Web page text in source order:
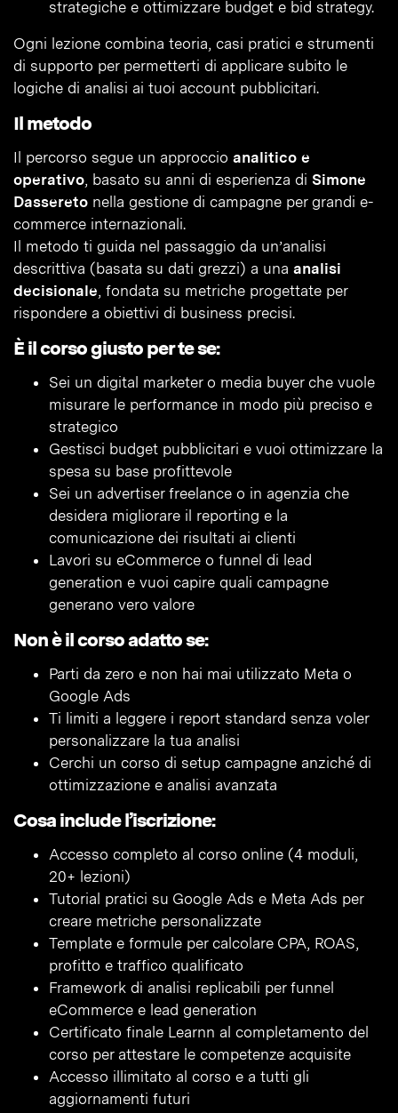
strategiche e ottimizzare budget e bid strategy.
Ogni lezione combina teoria, casi pratici e strumenti
di supporto per permetterti di applicare subito le
logiche di analisi ai tuoi account pubblicitari.
Il metodo
Il percorso segue un approccio analitico e
operativo, basato su anni di esperienza di Simone
Dassereto nella gestione di campagne per grandi e-
commerce internazionali.
Il metodo ti guida nel passaggio da un’analisi
descrittiva (basata su dati grezzi) a una analisi
decisionale, fondata su metriche progettate per
rispondere a obiettivi di business precisi.
È il corso giusto per te se:
Sei un digital marketer o media buyer che vuole
misurare le performance in modo più preciso e
strategico
Gestisci budget pubblicitari e vuoi ottimizzare la
spesa su base profittevole
Sei un advertiser freelance o in agenzia che
desidera migliorare il reporting e la
comunicazione dei risultati ai clienti
Lavori su eCommerce o funnel di lead
generation e vuoi capire quali campagne
generano vero valore
Non è il corso adatto se:
Parti da zero e non hai mai utilizzato Meta o
Google Ads
Ti limiti a leggere i report standard senza voler
personalizzare la tua analisi
Cerchi un corso di setup campagne anziché di
ottimizzazione e analisi avanzata
Cosa include l’iscrizione:
Accesso completo al corso online (4 moduli,
20+ lezioni)
Tutorial pratici su Google Ads e Meta Ads per
creare metriche personalizzate
Template e formule per calcolare CPA, ROAS,
profitto e traffico qualificato
Framework di analisi replicabili per funnel
eCommerce e lead generation
Certificato finale Learnn al completamento del
corso per attestare le competenze acquisite
Accesso illimitato al corso e a tutti gli
aggiornamenti futuri